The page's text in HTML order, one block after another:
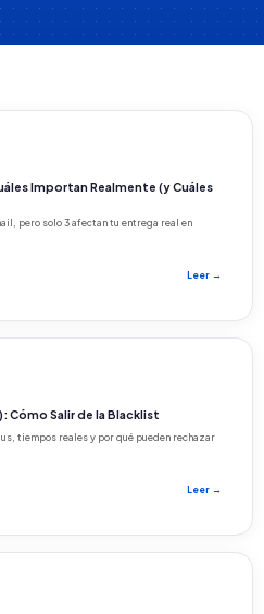
Importan Realmente (y Cuáles
pero solo 3 afectan tu entrega real en
Leer →
Cómo Salir de la Blacklist
tiempos reales y por qué pueden rechazar
Leer →